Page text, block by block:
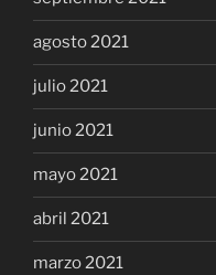
agosto 2021
julio 2021
junio 2021
mayo 2021
abril 2021
marzo 2021